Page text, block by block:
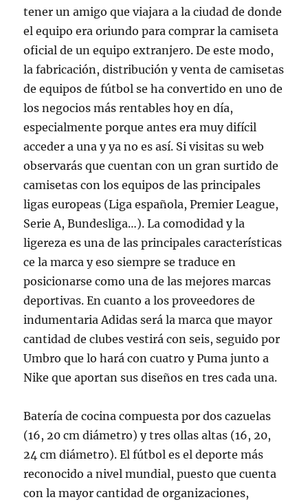
tener un amigo que viajara a la ciudad de donde
el equipo era oriundo para comprar la camiseta
oficial de un equipo extranjero. De este modo,
la fabricación, distribución y venta de camisetas
de equipos de fútbol se ha convertido en uno de
los negocios más rentables hoy en día,
especialmente porque antes era muy difícil
acceder a una y ya no es así. Si visitas su web
observarás que cuentan con un gran surtido de
camisetas con los equipos de las principales
ligas europeas (Liga española, Premier League,
Serie A, Bundesliga…). La comodidad y la
ligereza es una de las principales características
ce la marca y eso siempre se traduce en
posicionarse como una de las mejores marcas
deportivas. En cuanto a los proveedores de
indumentaria Adidas será la marca que mayor
cantidad de clubes vestirá con seis, seguido por
Umbro que lo hará con cuatro y Puma junto a
Nike que aportan sus diseños en tres cada una.
Batería de cocina compuesta por dos cazuelas
(16, 20 cm diámetro) y tres ollas altas (16, 20,
24 cm diámetro). El fútbol es el deporte más
reconocido a nivel mundial, puesto que cuenta
con la mayor cantidad de organizaciones,